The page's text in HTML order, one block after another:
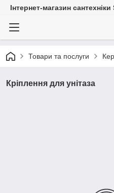
Інтернет-магазин
Товари та послуги
Кріплення для унітаза